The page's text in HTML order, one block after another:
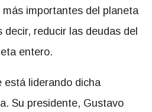
importantes del planeta
decir, reducir las deudas del
entero.
está liderando dicha
Su presidente, Gustavo